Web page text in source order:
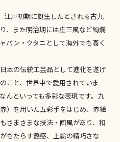
江戸初期に誕生したとされる古九
、また明治期には庄三風など絢爛
パン・クタニとして海外でも高く
本の伝統工芸品として進化を遂げ
こと、世界中で愛用されていま
んといっても多彩な表現です。九
）を用いた五彩手をはじめ、赤絵
さまさまな技法・画風があり、和
もたらす艶感、上絵の精巧さな